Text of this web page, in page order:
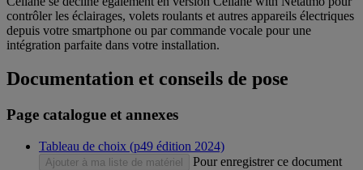
contrôler les éclairages, volets roulants et autres appareils électriques
depuis votre smartphone ou par commande vocale pour une
intégration parfaite dans votre installation.
Documentation et conseils de pose
Page catalogue et annexes
Tableau de choix (p49 édition 2024)
Ajouter à ma liste de matériel
Pour enregistrer ce document